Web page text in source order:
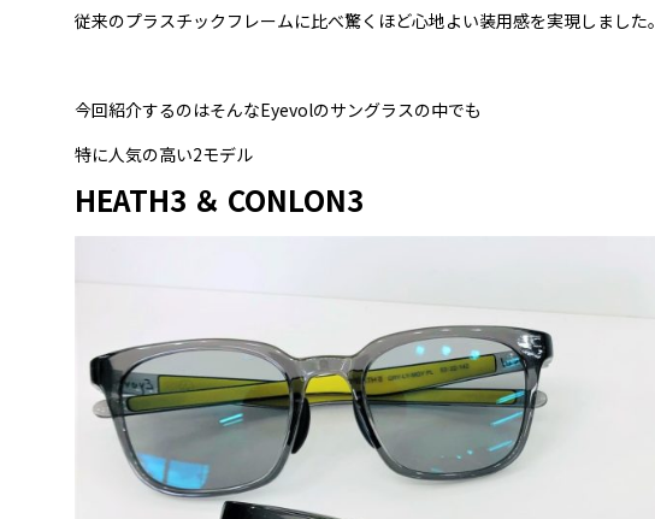
従来のプラスチックフレームに比べ驚くほど心地よい装用感を実現しました。
今回紹介するのはそんなEyevolのサングラスの中でも
特に人気の高い2モデル
HEATH3 ＆ CONLON3